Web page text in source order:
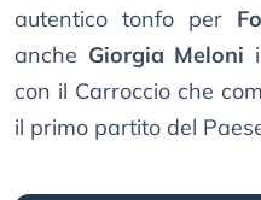
autentico tonfo per
anche Giorgia Meloni
con il Carroccio che
il primo partito del